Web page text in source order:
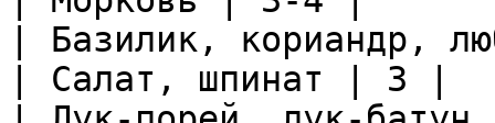
| Базилик, кориандр,
| Салат, шпинат | 3 |